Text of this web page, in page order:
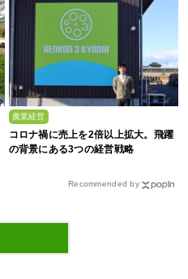
農業経営
コロナ禍に売上を2倍以上拡大。飛躍
の背景にある3つの経営戦略
Recommended by